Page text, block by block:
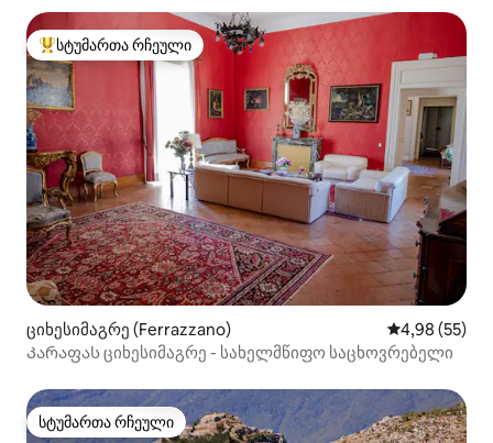
სტუმართა რჩეული მოწინავე ვარიანტი
სტუმართა რჩეული
ციხესიმაგრე (Ferrazzano) საშუალო
4,98 (55)
Კარაფას ციხესიმაგრე - სახელმწიფო საცხოვრებელი
სტუმართა რჩეული
სტუმართა რჩეული